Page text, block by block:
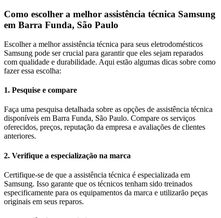
Como escolher a melhor assistência técnica Samsung
em Barra Funda, São Paulo
Escolher a melhor assistência técnica para seus eletrodomésticos
Samsung pode ser crucial para garantir que eles sejam reparados
com qualidade e durabilidade. Aqui estão algumas dicas sobre como
fazer essa escolha:
1. Pesquise e compare
Faça uma pesquisa detalhada sobre as opções de assistência técnica
disponíveis em Barra Funda, São Paulo. Compare os serviços
oferecidos, preços, reputação da empresa e avaliações de clientes
anteriores.
2. Verifique a especialização na marca
Certifique-se de que a assistência técnica é especializada em
Samsung. Isso garante que os técnicos tenham sido treinados
especificamente para os equipamentos da marca e utilizarão peças
originais em seus reparos.